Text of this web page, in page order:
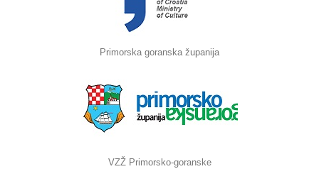
Primorska goranska županija
VZŽ Primorsko-goranske